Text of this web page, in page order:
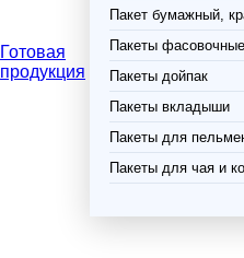
Готовая
продукция
Пакет бумажный,
Пакеты фасовочные
Пакеты дойпак
Пакеты вкладыши
Пакеты для
Пакеты для чая и